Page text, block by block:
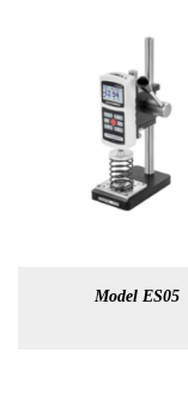
Model ES05